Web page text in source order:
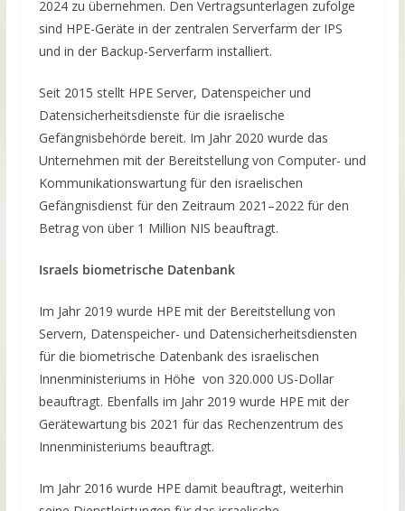
2024 zu übernehmen. Den Vertragsunterlagen zufolge
sind HPE-Geräte in der zentralen Serverfarm der IPS
und in der Backup-Serverfarm installiert.
Seit 2015 stellt HPE Server, Datenspeicher und
Datensicherheitsdienste für die israelische
Gefängnisbehörde bereit. Im Jahr 2020 wurde das
Unternehmen mit der Bereitstellung von Computer- und
Kommunikationswartung für den israelischen
Gefängnisdienst für den Zeitraum 2021–2022 für den
Betrag von über 1 Million NIS beauftragt.
Israels biometrische Datenbank
Im Jahr 2019 wurde HPE mit der Bereitstellung von
Servern, Datenspeicher- und Datensicherheitsdiensten
für die biometrische Datenbank des israelischen
Innenministeriums in Höhe von 320.000 US-Dollar
beauftragt. Ebenfalls im Jahr 2019 wurde HPE mit der
Gerätewartung bis 2021 für das Rechenzentrum des
Innenministeriums beauftragt.
Im Jahr 2016 wurde HPE damit beauftragt, weiterhin